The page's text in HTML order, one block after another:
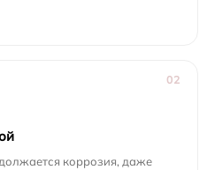
02
коррозия, даже